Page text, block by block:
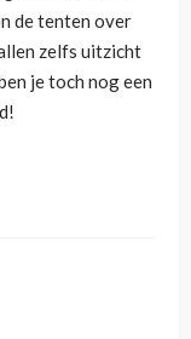
de tenten over
zelfs uitzicht
je toch nog een